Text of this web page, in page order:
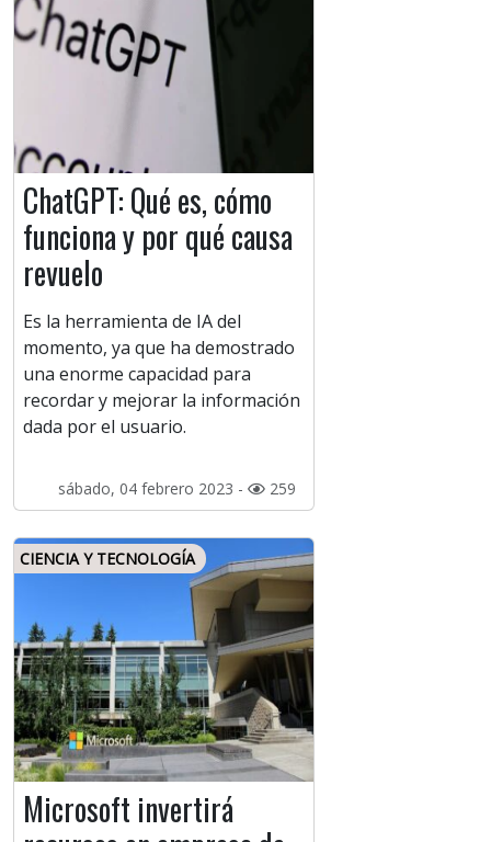
ChatGPT: Qué es, cómo
funciona y por qué causa
revuelo
Es la herramienta de IA del
momento, ya que ha demostrado
una enorme capacidad para
recordar y mejorar la información
dada por el usuario.
sábado, 04 febrero 2023 - 259
CIENCIA Y TECNOLOGÍA
Microsoft invertirá